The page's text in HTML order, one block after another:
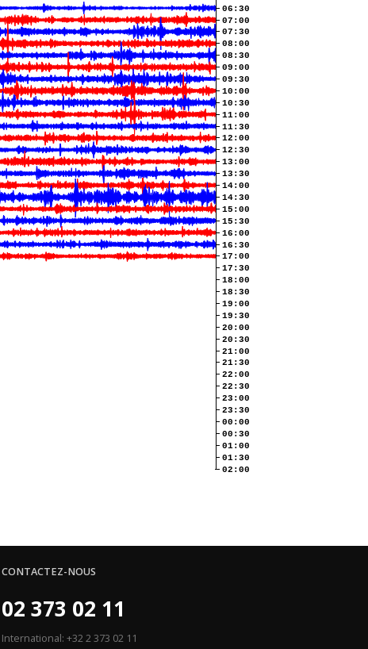
06:30
07:00
07:30
08:00
08:30
09:00
09:30
10:00
10:30
11:00
11:30
12:00
12:30
13:00
13:30
14:00
14:30
15:00
15:30
16:00
16:30
17:00
17:30
18:00
18:30
19:00
19:30
20:00
20:30
21:00
21:30
22:00
22:30
23:00
23:30
00:00
00:30
01:00
01:30
02:00
CONTACTEZ-NOUS
02 373 02 11
International: +32 2 373 02 11